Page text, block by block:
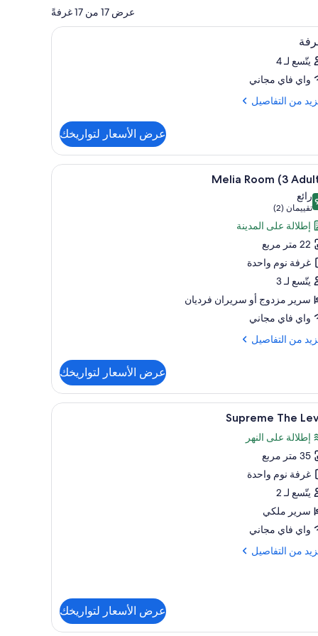
عرض 17 من 17 غرفةً
عازلة للصوت ميني بار وخزنة داخل الغرفة ومكتب وتجهيزات
4
يتّسع لـ 4
واي فاي مجاني
من التفاصيل
عرض الأسعار لتواريخك
عازلة للصوت ميني بار وخزنة داخل الغرفة ومكتب وتجهيزات
7
Melia Room (3
10
رائع
تقييمان (2)
(تقييمان
(2))إطلالة على المدينة
22 متر مربع
غرفة نوم واحدة
يتّسع لـ 3
سرير مزدوج‫‬ أو سريران فرديان
واي فاي مجاني
من التفاصيل
عرض الأسعار لتواريخك
عازلة للصوت ميني بار وخزنة داخل الغرفة ومكتب وتجهيزات
4
Supreme The
إطلالة على النهر
35 متر مربع
غرفة نوم واحدة
يتّسع لـ 2
سرير ملكي
واي فاي مجاني
من التفاصيل
عرض الأسعار لتواريخك